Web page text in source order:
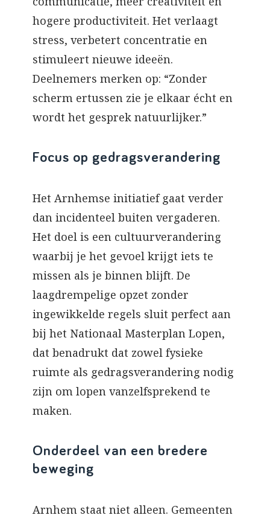
hogere productiviteit. Het verlaagt
stress, verbetert concentratie en
stimuleert nieuwe ideeën.
Deelnemers merken op: “Zonder
scherm ertussen zie je elkaar écht en
wordt het gesprek natuurlijker.”
Focus op gedragsverandering
Het Arnhemse initiatief gaat verder
dan incidenteel buiten vergaderen.
Het doel is een cultuurverandering
waarbij je het gevoel krijgt iets te
missen als je binnen blijft. De
laagdrempelige opzet zonder
ingewikkelde regels sluit perfect aan
bij het Nationaal Masterplan Lopen,
dat benadrukt dat zowel fysieke
ruimte als gedragsverandering nodig
zijn om lopen vanzelfsprekend te
maken.
Onderdeel van een bredere
beweging
Arnhem staat niet alleen. Gemeenten